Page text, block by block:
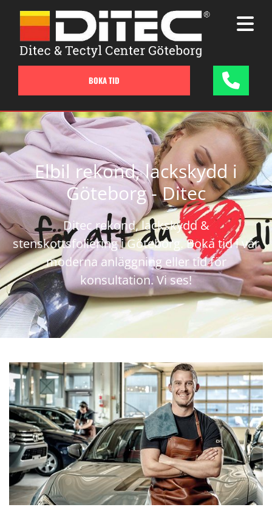
BOKA TID
Elbil rekond, lackskydd i
Göteborg - Ditec
Ditec rekond, lackskydd &
stenskottsfoliering i Göteborg. Boka tid i vår
moderna anläggning eller tid för
konsultation. Vi ses!